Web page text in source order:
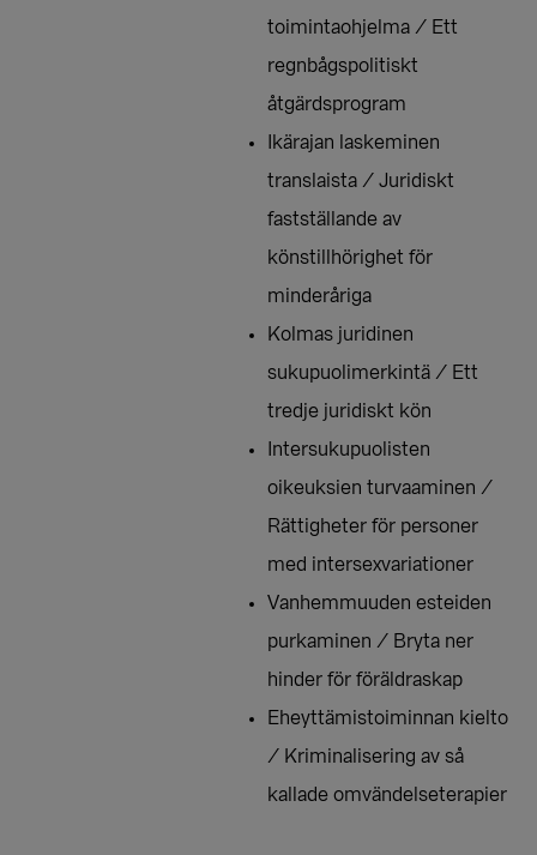
toimintaohjelma / Ett
regnbågspolitiskt
åtgärdsprogram
Ikärajan laskeminen
translaista / Juridiskt
fastställande av
könstillhörighet för
minderåriga
Kolmas juridinen
sukupuolimerkintä / Ett
tredje juridiskt kön
Intersukupuolisten
oikeuksien turvaaminen /
Rättigheter för personer
med intersexvariationer
Vanhemmuuden esteiden
purkaminen / Bryta ner
hinder för föräldraskap
Eheyttämistoiminnan kielto
/ Kriminalisering av så
kallade omvändelseterapier